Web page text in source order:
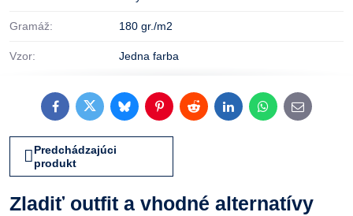
Gramáž: 180 gr./m2
Vzor: Jedna farba
FacebookTwitterBlueskyPinterestRedditLinkedInWhatsApp
E-
mail
Predchádzajúci
produkt
Zladiť outfit a vhodné alternatívy